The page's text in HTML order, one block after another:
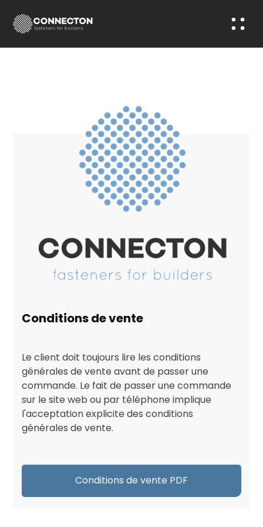
Conditions de vente
Le client doit toujours lire les conditions
générales de vente avant de passer une
commande. Le fait de passer une commande
sur le site web ou par téléphone implique
l'acceptation explicite des conditions
générales de vente.
Conditions de vente PDF